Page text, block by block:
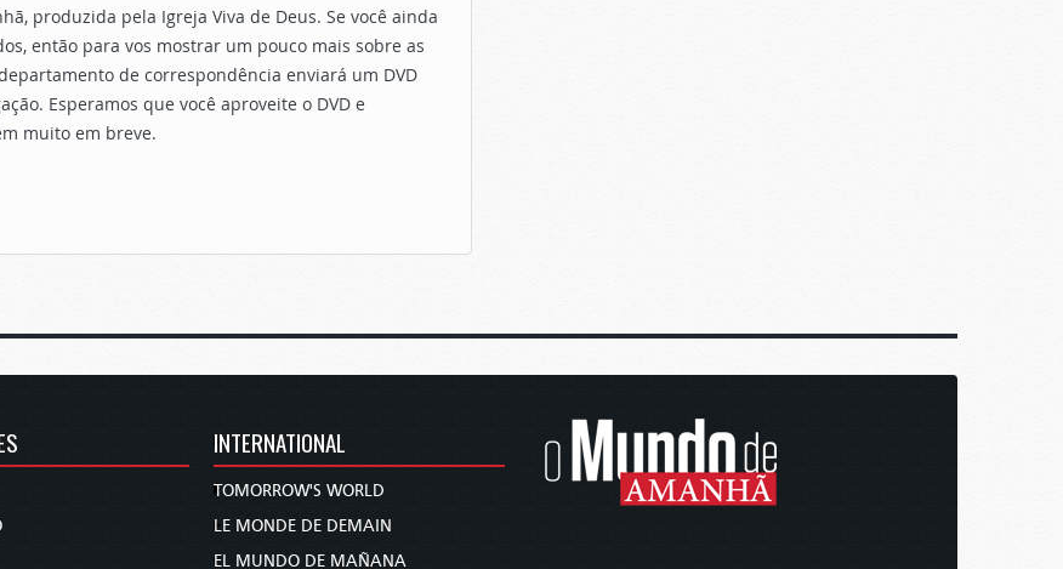
produzida pela Igreja Viva de Deus. Se você ainda
então para vos mostrar um pouco mais sobre as
de correspondência enviará um DVD
Esperamos que você aproveite o DVD e
muito em breve.
INTERNATIONAL
TOMORROW'S WORLD
LE MONDE DE DEMAIN
EL MUNDO DE MAÑANA